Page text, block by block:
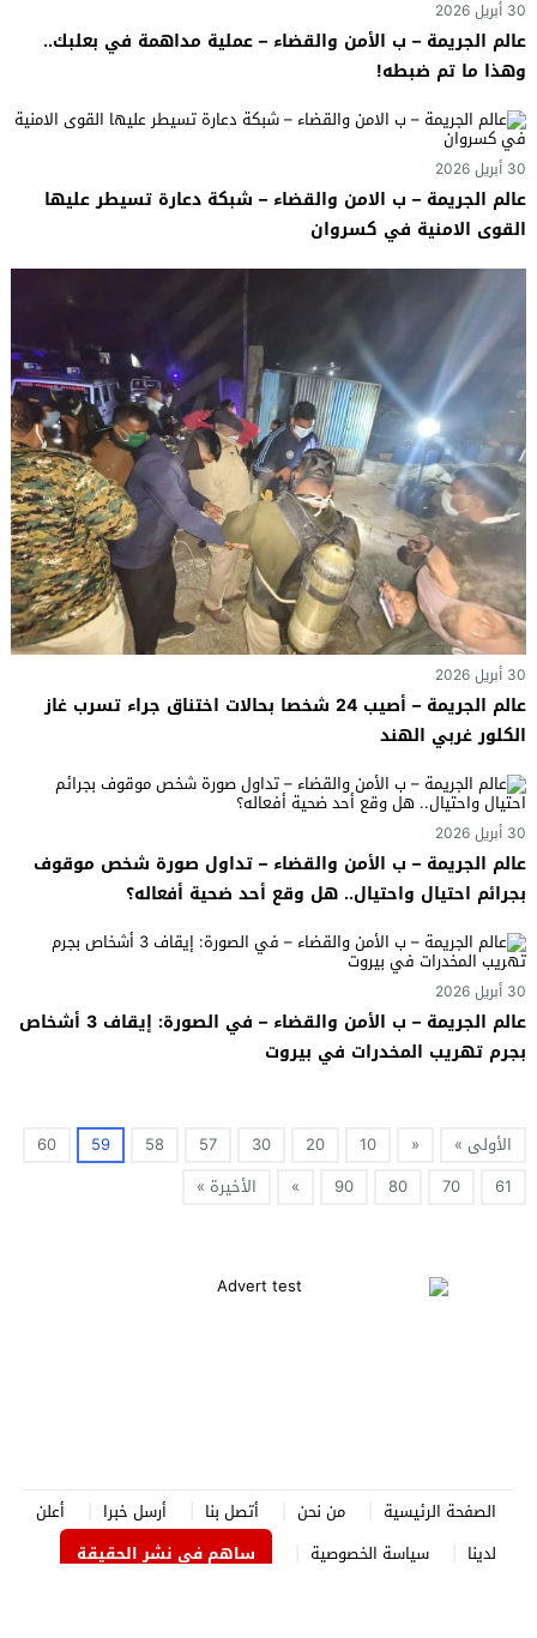
30 أبريل 2026
عالم الجريمة – ب الأمن والقضاء – عملية مداهمة في بعلبك..
وهذا ما تم ضبطه!
30 أبريل 2026
عالم الجريمة – ب الامن والقضاء – شبكة دعارة تسيطر عليها
القوى الامنية في كسروان
30 أبريل 2026
عالم الجريمة – أصيب 24 شخصا بحالات اختناق جراء تسرب غاز
الكلور غربي الهند
30 أبريل 2026
عالم الجريمة – ب الأمن والقضاء – تداول صورة شخص موقوف
بجرائم احتيال واحتيال.. هل وقع أحد ضحية أفعاله؟
30 أبريل 2026
عالم الجريمة – ب الأمن والقضاء – في الصورة: إيقاف 3 أشخاص
بجرم تهريب المخدرات في بيروت
الأولى » «
10
20
30
57
58
59
60
61
70
80
90
» الأخيرة »
الصفحة الرئيسية من نحن أتصل بنا أرسل خبرا
أعلن
لدينا
سياسة الخصوصية ساهم في نشر الحقيقة